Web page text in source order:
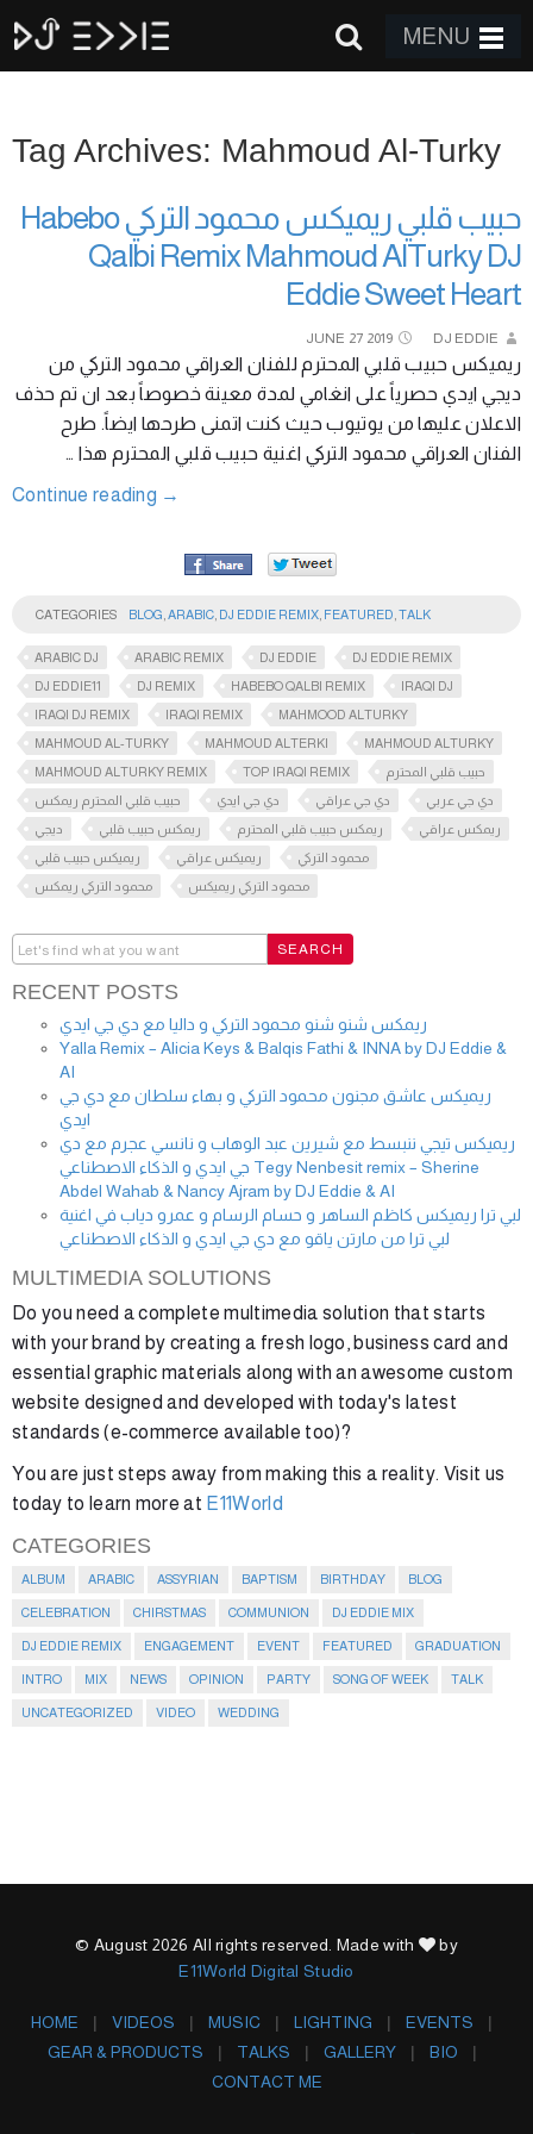
MENU
Tag Archives: Mahmoud Al-Turky
حبيب قلبي ريميكس محمود التركي Habebo
Qalbi Remix Mahmoud AlTurky DJ
Eddie Sweet Heart
JUNE 27 2019 DJ EDDIE
ريميكس حبيب قلبي المحترم للفنان العراقي محمود التركي من
ديجي ايدي حصرياً على انغامي لمدة معينة خصوصاً بعد ان تم حذف
الاعلان عليها من يوتيوب حيث كنت اتمنى طرحها ايضاً. طرح
الفنان العراقي محمود التركي اغنية حبيب قلبي المحترم هذا …
Continue reading →
CATEGORIES BLOG ARABIC DJ EDDIE REMIX FEATURED TALK
ARABIC DJ ARABIC REMIX DJ EDDIE
DJ EDDIE REMIX
DJ EDDIE11
DJ REMIX HABEBO QALBI REMIX
IRAQI DJ
IRAQI DJ REMIX
IRAQI REMIX
MAHMOOD ALTURKY
MAHMOUD AL-TURKY
MAHMOUD ALTERKI
MAHMOUD ALTURKY
MAHMOUD ALTURKY REMIX
TOP IRAQI REMIX
حبيب قلبي المحترم
حبيب قلبي المحترم ريمكس
دي جي ايدي دي جي عراقي
دي جي عربي
ديجي
ريمكس حبيب قلبي ريمكس حبيب قلبي المحترم
ريمكس عراقي
ريميكس حبيب قلبي
ريميكس عراقي
محمود التركي
محمود التركي ريمكس
محمود التركي ريميكس
RECENT POSTS
ريمكس شنو شنو محمود التركي و داليا مع دي جي ايدي
Yalla Remix – Alicia Keys & Balqis Fathi & INNA by DJ Eddie &
AI
ريميكس عاشق مجنون محمود التركي و بهاء سلطان مع دي جي
ايدي
ريميكس تيجي ننبسط مع شيرين عبد الوهاب و نانسي عجرم مع دي
جي ايدي و الذكاء الاصطناعي Tegy Nenbesit remix – Sherine
Abdel Wahab & Nancy Ajram by DJ Eddie & AI
لبي ترا ريميكس كاظم الساهر و حسام الرسام و عمرو دياب في اغنية
لبي ترا من مارتن ياقو مع دي جي ايدي و الذكاء الاصطناعي
MULTIMEDIA SOLUTIONS
Do you need a complete multimedia solution that starts
with your brand by creating a fresh logo, business card and
essential graphic materials along with an awesome custom
website designed and developed with today's latest
standards (e-commerce available too)?
You are just steps away from making this a reality. Visit us
today to learn more at E11World
CATEGORIES
ALBUM ARABIC ASSYRIAN BAPTISM BIRTHDAY BLOG
CELEBRATION CHIRSTMAS COMMUNION DJ EDDIE MIX
DJ EDDIE REMIX ENGAGEMENT EVENT FEATURED GRADUATION
INTRO MIX NEWS OPINION PARTY SONG OF WEEK TALK
UNCATEGORIZED VIDEO WEDDING
© August 2026 All rights reserved. Made with
by
E11World Digital Studio
HOME VIDEOS MUSIC LIGHTING
EVENTS
GEAR & PRODUCTS
TALKS GALLERY
BIO
CONTACT ME